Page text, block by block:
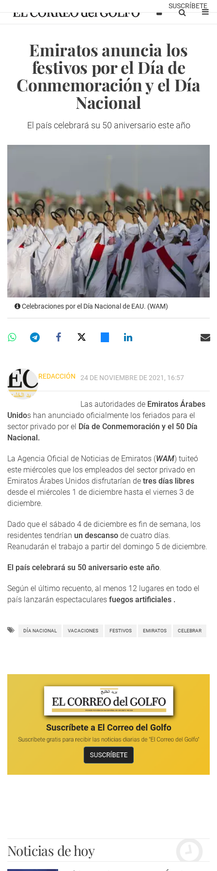
SUSCRÍBETE
Emiratos anuncia los
festivos por el Día de
Conmemoración y el Día
Nacional
El país celebrará su 50 aniversario este año
Celebraciones por el Día Nacional de EAU. (WAM)
REDACCIÓN 24 DE NOVIEMBRE DE 2021, 16:57
Las autoridades de Emiratos Árabes
Unidos han anunciado oficialmente los feriados para el
sector privado por el Día de Conmemoración y el 50 Día
Nacional.
La Agencia Oficial de Noticias de Emiratos (WAM) tuiteó
este miércoles que los empleados del sector privado en
Emiratos Árabes Unidos disfrutarían de tres días libres
desde el miércoles 1 de diciembre hasta el viernes 3 de
diciembre.
Dado que el sábado 4 de diciembre es fin de semana, los
residentes tendrían un descanso de cuatro días.
Reanudarán el trabajo a partir del domingo 5 de diciembre.
El país celebrará su 50 aniversario este año.
Según el último recuento, al menos 12 lugares en todo el
país lanzarán espectaculares fuegos artificiales .
DÍA NACIONAL VACACIONES FESTIVOS EMIRATOS CELEBRAR
Noticias de hoy